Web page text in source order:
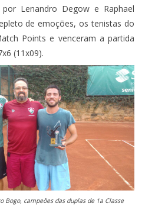
Lenandro Degow e Raphael
de emoções, os tenistas do
Points e venceram a partida
(11x09).
Bogo, campeões das duplas de 1a Classe